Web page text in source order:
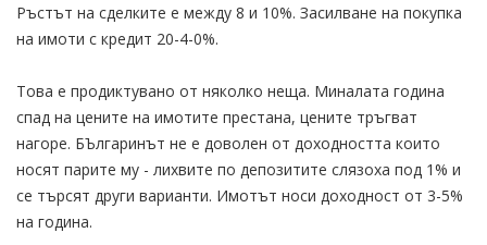
Ръстът на сделките е между 8 и 10%. Засилване на покупка
на имоти с кредит 20-4-0%.
Това е продиктувано от няколко неща. Миналата година
спад на цените на имотите престана, цените тръгват
нагоре. БЪлгаринът не е доволен от доходността които
носят парите му - лихвите по депозитите слязоха под 1% и
се търсят други варианти. Имотът носи доходност от 3-5%
на година.